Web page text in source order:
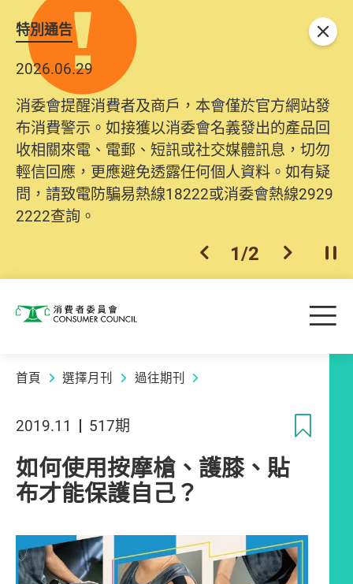
特別通告
2026.06.29
消委會提醒消費者及商戶，本會僅於官方網站發
布消費警示。如接獲以消委會名義發出的產品回
收相關來電、電郵、短訊或社交媒體訊息，切勿
輕信回應，更應避免透露任何個人資料。如有疑
問，請致電防騙易熱線18222或消委會熱線2929
2222查詢。
上一個
1/2 下一個開
關閉
消費者委員會 目
首頁 選擇月刊 過往期刊
2019.11 517期
如何使用按摩槍、護膝、貼
布才能保護自己？